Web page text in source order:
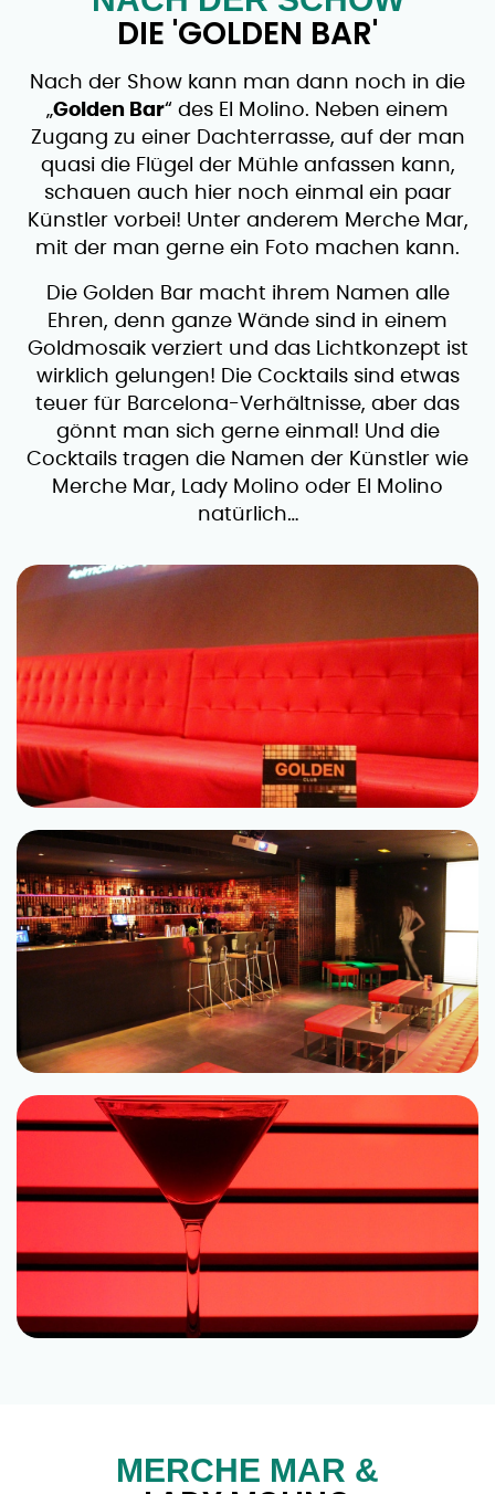
DIE 'GOLDEN BAR'
Nach der Show kann man dann noch in die
„Golden Bar“ des El Molino. Neben einem
Zugang zu einer Dachterrasse, auf der man
quasi die Flügel der Mühle anfassen kann,
schauen auch hier noch einmal ein paar
Künstler vorbei! Unter anderem Merche Mar,
mit der man gerne ein Foto machen kann.
Die Golden Bar macht ihrem Namen alle
Ehren, denn ganze Wände sind in einem
Goldmosaik verziert und das Lichtkonzept ist
wirklich gelungen! Die Cocktails sind etwas
teuer für Barcelona-Verhältnisse, aber das
gönnt man sich gerne einmal! Und die
Cocktails tragen die Namen der Künstler wie
Merche Mar, Lady Molino oder El Molino
natürlich…
MERCHE MAR &